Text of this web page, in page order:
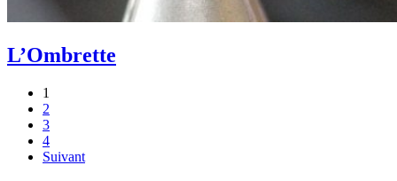
L’Ombrette
1
2
3
4
Suivant